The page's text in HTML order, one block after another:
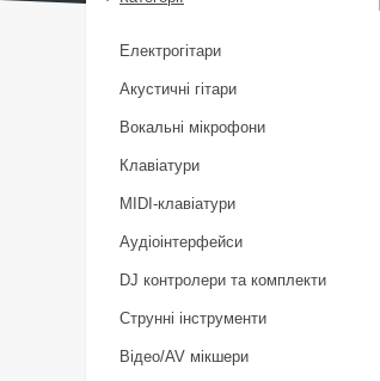
Електрогітари
Акустичні гітари
Вокальні мікрофони
Клавіатури
MIDI-клавіатури
Аудіоінтерфейси
DJ контролери та комплекти
Струнні інструменти
Відео/AV мікшери